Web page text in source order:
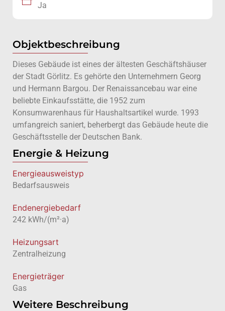
Ja
Objektbeschreibung
Dieses Gebäude ist eines der ältesten Geschäftshäuser
der Stadt Görlitz. Es gehörte den Unternehmern Georg
und Hermann Bargou. Der Renaissancebau war eine
beliebte Einkaufsstätte, die 1952 zum
Konsumwarenhaus für Haushaltsartikel wurde. 1993
umfangreich saniert, beherbergt das Gebäude heute die
Geschäftsstelle der Deutschen Bank.
Energie & Heizung
Energie­ausweistyp
Bedarfsausweis
Endenergiebedarf
242 kWh/(m²·a)
Heizungsart
Zentralheizung
Energieträger
Gas
Weitere Beschreibung